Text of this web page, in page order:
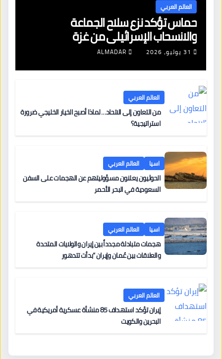
العالم العربي
حماس تؤكد نزع سلاح الجماعة
والانسحاب الإسرائيلي من غزة
31 يوليو، 2026 ALMADAR
العالم العربي
من التعاون إلى الاتحاد… لماذا أصبح الخيار الخليجي ضرورة
استراتيجية؟
اسيا العالم العربي
الحوثيون يعلنون مسؤوليتهم عن الهجمات على السفن
السعودية في البحر الأحمر
اسيا العالم العربي
هجمات متبادلة مجدداً بين إيران والولايات المتحدة
والعلاقات بين عُمان وإيران “بدأت تتدهور
العالم العربي
إيران تؤكد استهداف 85 منشأة عسكرية أمريكية في
البحرين والكويت